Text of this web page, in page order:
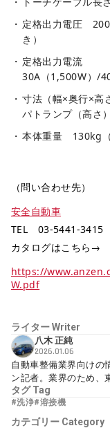
定格出力電圧
き）
定格出力電流
30A（1,500W）/
寸法（幅×奥行×
パトランプ（高さ
本体重量 130kg
（問い合わせ先）
安全自動車
TEL 03-5441-3415
カタログはこちら→
https://
W.pdf
ライターWriter
八木 正純
2026.01.06
自動車整備業界向けの
ン記者。業界のため、
タグTag
#洗浄#溶接機
カテゴリー Category